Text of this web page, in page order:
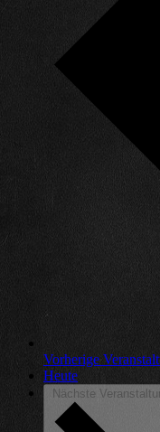
Vorherige
Heute
Nächste